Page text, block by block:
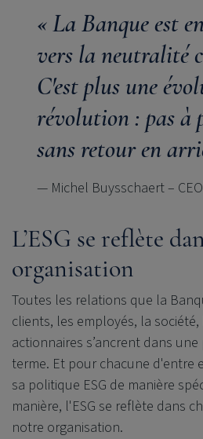
« La Banque est
vers la neutralité
C'est plus une
révolution : pas à
sans retour en
— Michel Buysschaert – CEO
L’ESG se reflète
organisation
Toutes les relations que la
clients, les employés, la
actionnaires s’ancrent dans
terme. Et pour chacune d'entre
sa politique ESG de manière
manière, l'ESG se reflète dans
notre organisation.